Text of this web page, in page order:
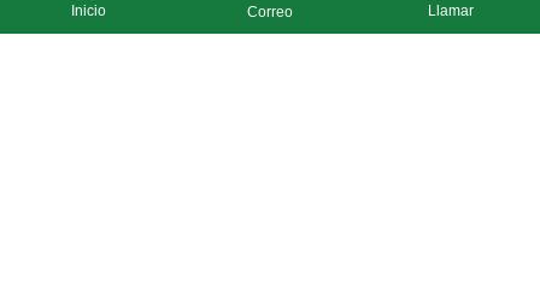
Inicio Correo Llamar